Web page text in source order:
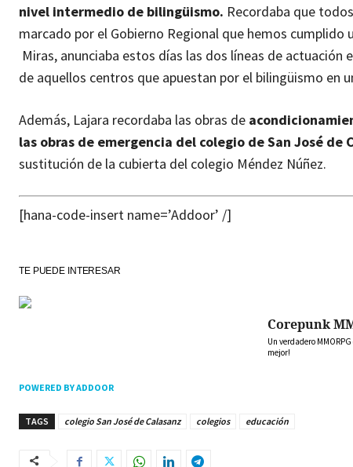
nivel intermedio de bilingüismo. Recordaba que
marcado por el Gobierno Regional que hemos
Miras, anunciaba estos días las dos líneas de
de aquellos centros que apuestan por el bilingüismo en
Además, Lajara recordaba las obras de
las obras de emergencia del colegio de San José de
sustitución de la cubierta del colegio Méndez Núñez.
[hana-code-insert name=’Addoor’ /]
TE PUEDE INTERESAR
Corepunk
Un verdadero
mejor!
POWERED BY ADDOOR
TAGS colegio San José de Calasanz colegios educación